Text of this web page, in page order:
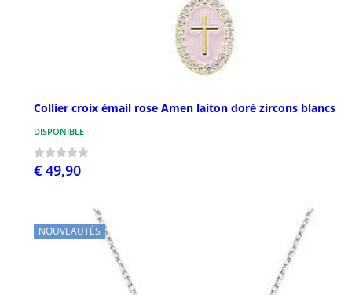
Collier croix émail rose Amen laiton doré zircons blancs
DISPONIBLE
€ 49,90
NOUVEAUTÉS